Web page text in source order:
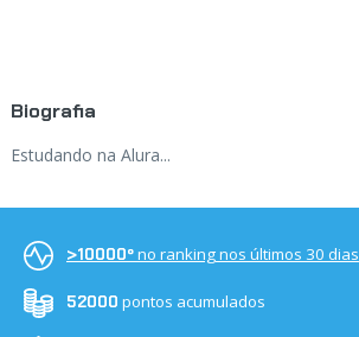
Biografia
Estudando na Alura...
>10000ºno ranking nos últimos 30 dias
52000 pontos acumulados